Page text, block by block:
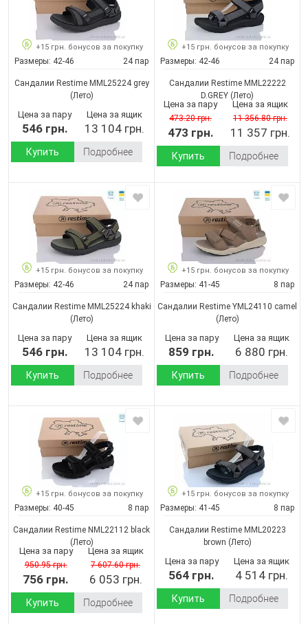
+15 грн. бонусов за покупку
Размеры: 42-46 24 пар
Сандалии Restime MML25224 grey
(Лето)
Цена за пару
546 грн.
Цена за ящик
13 104 грн.
Купить Подробнее
+15 грн. бонусов за покупку
Размеры: 42-46 24 пар
Сандалии Restime MML22222
D.GREY (Лето)
Цена за пару
473.20 грн.
473 грн.
Цена за ящик
11 356.80 грн.
11 357 грн.
Купить Подробнее
+15 грн. бонусов за покупку
Размеры: 42-46 24 пар
Сандалии Restime MML25224 khaki
(Лето)
Цена за пару
546 грн.
Цена за ящик
13 104 грн.
Купить Подробнее
+15 грн. бонусов за покупку
Размеры: 41-45 8 пар
Сандалии Restime YML24110 camel
(Лето)
Цена за пару
859 грн.
Цена за ящик
6 880 грн.
Купить Подробнее
+15 грн. бонусов за покупку
Размеры: 40-45 8 пар
Сандалии Restime NML22112 black
(Лето)
Цена за пару
950.95 грн.
756 грн.
Цена за ящик
7 607.60 грн.
6 053 грн.
Купить Подробнее
+15 грн. бонусов за покупку
Размеры: 41-45 8 пар
Сандалии Restime MML20223
brown (Лето)
Цена за пару
564 грн.
Цена за ящик
4 514 грн.
Купить Подробнее